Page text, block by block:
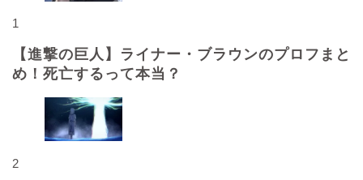
1
【進撃の巨人】ライナー・ブラウンのプロフまと
め！死亡するって本当？
2